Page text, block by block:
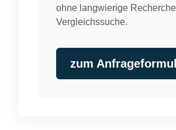
ohne langwierige
Vergleichssuche.
zum